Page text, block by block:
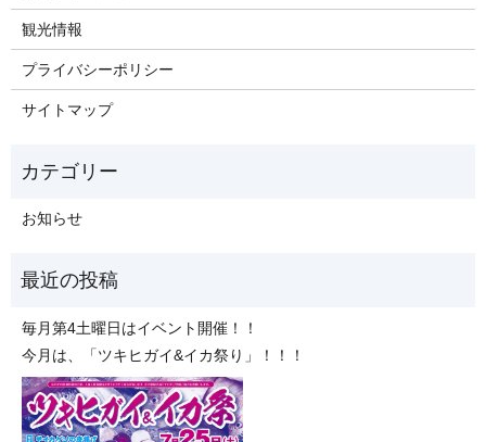
観光情報
プライバシーポリシー
サイトマップ
お知らせ
毎月第4土曜日はイベント開催！！
今月は、「ツキヒガイ&イカ祭り」！！！